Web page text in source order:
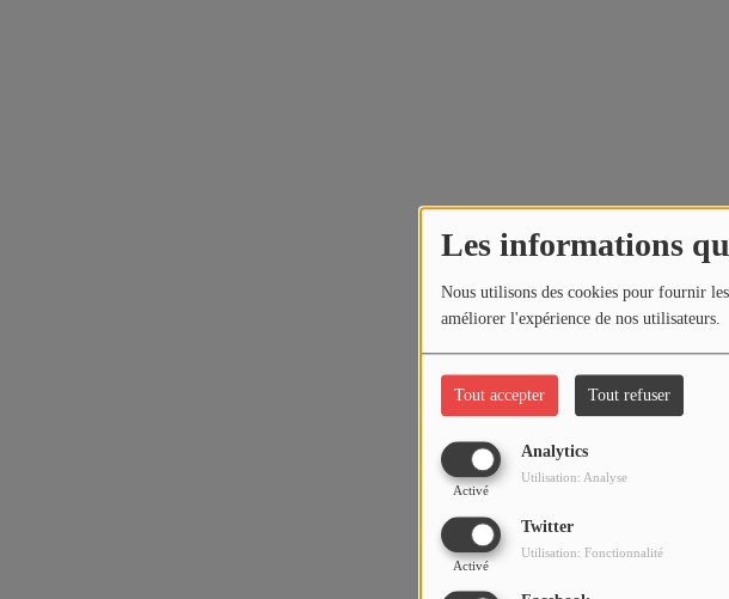
Les informations
Nous utilisons des cookies pour fournir
améliorer l'expérience de nos utilisateurs.
Tout accepter Tout refuser
Analytics
Activé
Utilisation: Analyse
Twitter
Activé
Utilisation: Fonctionnalité